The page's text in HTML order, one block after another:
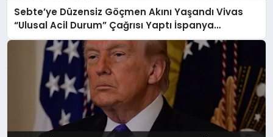
Sebte’ye Düzensiz Göçmen Akını Yaşandı Vivas
“Ulusal Acil Durum” Çağrısı Yaptı İspanya
Harekete Geçti